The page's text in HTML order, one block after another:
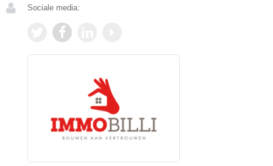
Sociale media: